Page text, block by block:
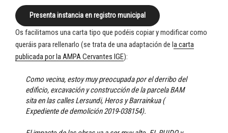
Presenta instancia en registro municipal
Os facilitamos una carta tipo que podéis copiar y modificar como
queráis para rellenarlo (se trata de una adaptación de la carta
publicada por la AMPA Cervantes IGE):
Como vecina, estoy muy preocupada por el derribo del
edificio, excavación y construcción de la parcela BAM
sita en las calles Lersundi, Heros y Barrainkua (
Expediente de demolición 2019-038154).